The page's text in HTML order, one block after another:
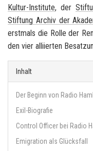
Kultur-Institute, der
Stiftung Archiv der
erstmals die Rolle der
den vier alliierten
Inhalt
Der Beginn von Radio
Exil-Biografie
Control Officer bei Radio
Emigration als Glücksfall